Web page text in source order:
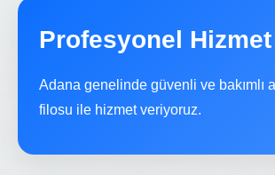
Profesyonel Hizmet
Adana genelinde güvenli ve bakımlı
filosu ile hizmet veriyoruz.